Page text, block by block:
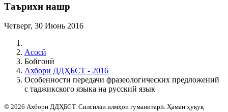
Таърихи нашр
Четверг, 30 Июнь 2016
Асосӣ
Бойгонӣ
Ахбори ДДҲБСТ - 2016
Особенности передачи фразеологических предложений
с таджикского языка на русский язык
© 2026 Ахбори ДДҲБСТ. Силсилаи илмҳои гуманитарӣ. Ҳамаи ҳуқуқ